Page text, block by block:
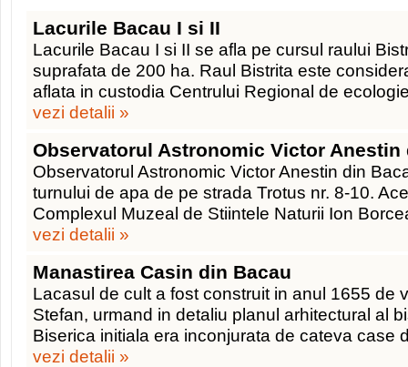
Lacurile Bacau I si II
Lacurile Bacau I si II se afla pe cursul raului
suprafata de 200 ha. Raul Bistrita este
aflata in custodia Centrului Regional de
vezi detalii »
Observatorul Astronomic Victor Anestin
Observatorul Astronomic Victor Anestin din
turnului de apa de pe strada Trotus nr. 8-10.
Complexul Muzeal de Stiintele Naturii Ion
vezi detalii »
Manastirea Casin din Bacau
Lacasul de cult a fost construit in anul 1655 de
Stefan, urmand in detaliu planul arhitectural al
Biserica initiala era inconjurata de cateva case
vezi detalii »